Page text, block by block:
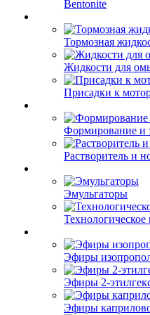
Bentonite
Тормозная
Жидкости для
Присадки к
Формирование и
Растворитель и
Эмульгаторы
Эфиры
Эфиры 2-
Эфиры